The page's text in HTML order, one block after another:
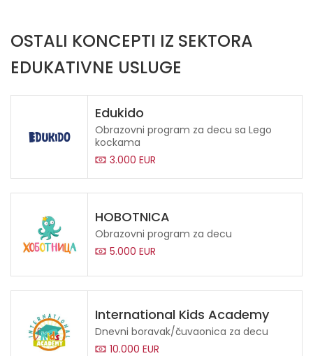
OSTALI KONCEPTI IZ SEKTORA
EDUKATIVNE USLUGE
Edukido
Obrazovni program za decu sa Lego
kockama
3.000 EUR
HOBOTNICA
Obrazovni program za decu
5.000 EUR
International Kids Academy
Dnevni boravak/čuvaonica za decu
10.000 EUR